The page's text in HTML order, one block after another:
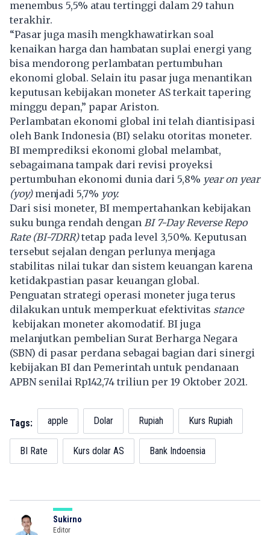
menembus 5,5% atau tertinggi dalam 29 tahun
terakhir.
“Pasar juga masih mengkhawatirkan soal
kenaikan harga dan hambatan suplai energi yang
bisa mendorong perlambatan pertumbuhan
ekonomi global. Selain itu pasar juga menantikan
keputusan kebijakan moneter AS terkait tapering
minggu depan,” papar Ariston.
Perlambatan ekonomi global ini telah diantisipasi
oleh Bank Indonesia (BI) selaku otoritas moneter.
BI memprediksi ekonomi global melambat,
sebagaimana tampak dari revisi proyeksi
pertumbuhan ekonomi dunia dari 5,8% year on year
(yoy) menjadi 5,7% yoy.
Dari sisi moneter, BI mempertahankan kebijakan
suku bunga rendah dengan BI 7-Day Reverse Repo
Rate (BI-7DRR)tetap pada level 3,50%. Keputusan
tersebut sejalan dengan perlunya menjaga
stabilitas nilai tukar dan sistem keuangan karena
ketidakpastian pasar keuangan global.
Penguatan strategi operasi moneter juga terus
dilakukan untuk memperkuat efektivitas stance
kebijakan moneter akomodatif. BI juga
melanjutkan pembelian Surat Berharga Negara
(SBN) di pasar perdana sebagai bagian dari sinergi
kebijakan BI dan Pemerintah untuk pendanaan
APBN senilai Rp142,74 triliun per 19 Oktober 2021.
Tags: apple Dolar Rupiah Kurs Rupiah
BI Rate Kurs dolar AS Bank Indoensia
Sukirno
Editor